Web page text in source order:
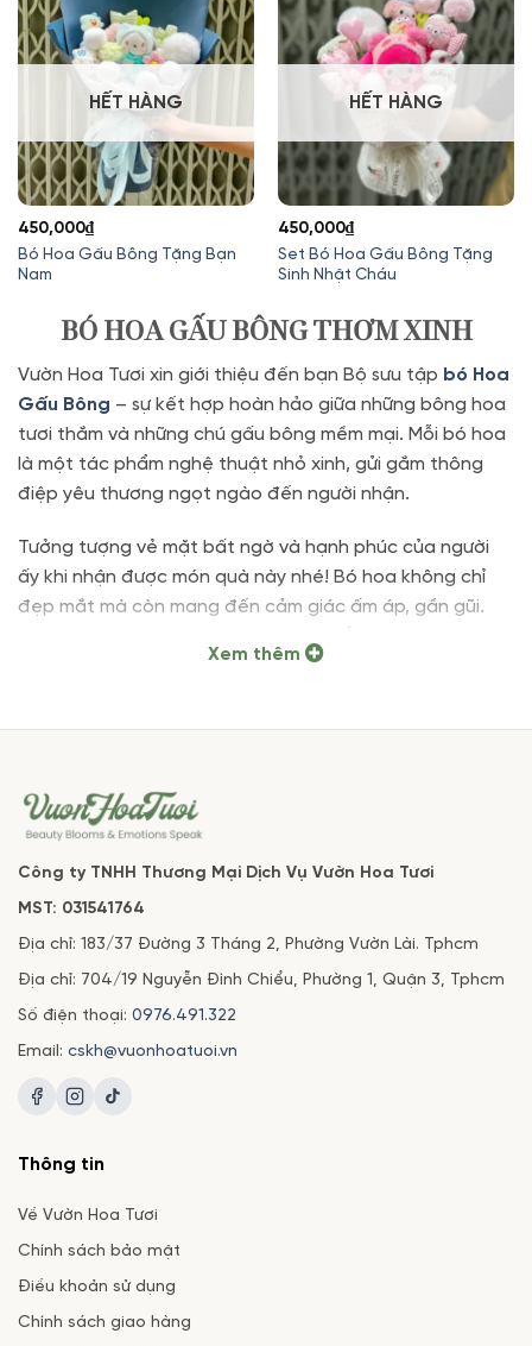
HẾT HÀNG
Bó Hoa Gấu Bông Tặng Bạn
Nam
450,000₫
HẾT HÀNG
Set Bó Hoa Gấu Bông Tặng
Sinh Nhật Cháu
450,000₫
BÓ HOA GẤU BÔNG THƠM XINH
Vườn Hoa Tươi xin giới thiệu đến bạn Bộ sưu tập bó Hoa
Gấu Bông – sự kết hợp hoàn hảo giữa những bông hoa
tươi thắm và những chú gấu bông mềm mại. Mỗi bó hoa
là một tác phẩm nghệ thuật nhỏ xinh, gửi gắm thông
điệp yêu thương ngọt ngào đến người nhận.
Tưởng tượng vẻ mặt bất ngờ và hạnh phúc của người
ấy khi nhận được món quà này nhé! Bó hoa không chỉ
đẹp mắt mà còn mang đến cảm giác ấm áp, gần gũi.
cảm trong những dịp đặc biệt như sinh nhật, kỷ niệm,…
Bó Hoa Gấu Bông Thơm Joyful Bunch
Xem thêm
Công ty TNHH Thương Mại Dịch Vụ Vườn Hoa Tươi
MST: 031541764
Địa chỉ: 183/37 Đường 3 Tháng 2, Phường Vườn Lài. Tphcm
Địa chỉ: 704/19 Nguyễn Đình Chiểu, Phường 1, Quận 3, Tphcm
Số điện thoại: 0976.491.322
Email: cskh@vuonhoatuoi.vn
Thông tin
Về Vườn Hoa Tươi
Chính sách bảo mật
Điều khoản sử dụng
Chính sách giao hàng